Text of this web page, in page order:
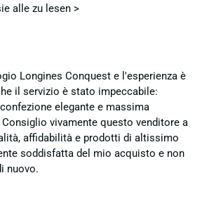
alle zu lesen >
Longines Conquest e l'esperienza è
il servizio è stato impeccabile:
elegante e massima
vivamente questo venditore a
affidabilità e prodotti di altissimo
soddisfatta del mio acquisto e non
nuovo.